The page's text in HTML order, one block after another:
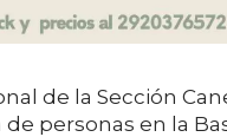
de la Sección
personas en la